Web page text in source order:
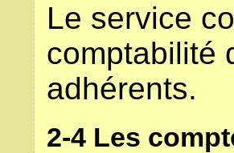
Le service
comptabilité
adhérents.
2-4 Les